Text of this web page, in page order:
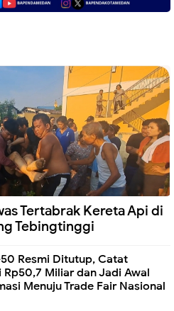
Tertabrak Kereta Api di
Tebingtinggi
50 Resmi Ditutup, Catat
Rp50,7 Miliar dan Jadi Awal
Menuju Trade Fair Nasional